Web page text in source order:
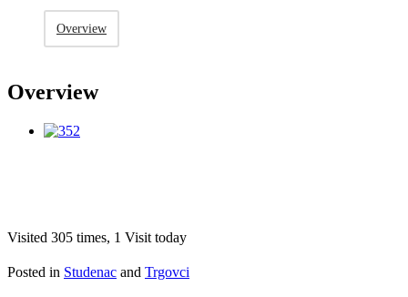
Overview
Overview
Visited 305 times, 1 Visit today
Posted in Studenac and Trgovci